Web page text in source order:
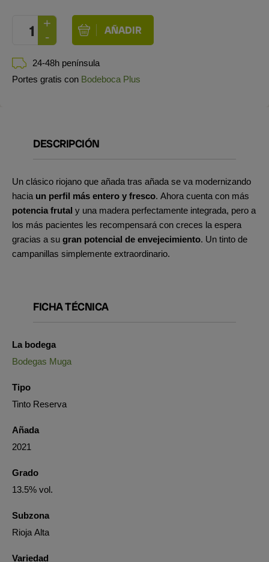
24-48h península
Portes gratis con Bodeboca Plus
DESCRIPCIÓN
Un clásico riojano que añada tras añada se va modernizando
hacia un perfil más entero y fresco. Ahora cuenta con más
potencia frutal y una madera perfectamente integrada, pero a
los más pacientes les recompensará con creces la espera
gracias a su gran potencial de envejecimiento. Un tinto de
campanillas simplemente extraordinario.
FICHA TÉCNICA
La bodega
Bodegas Muga
Tipo
Tinto Reserva
Añada
2021
Grado
13.5% vol.
Subzona
Rioja Alta
Variedad